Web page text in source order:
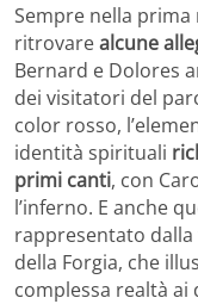
Sempre nella prima
ritrovarealcune
Bernard e Dolores
dei visitatori del
color rosso,
identità spirituali
primi canti, con
l’inferno. E anche
rappresentato dalla
della Forgia, che
complessa realtà